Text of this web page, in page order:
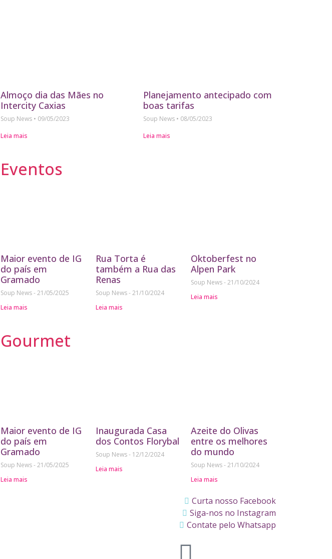
Almoço dia das Mães no
Intercity Caxias
Soup News
09/05/2023
Leia mais
Planejamento antecipado com
boas tarifas
Soup News
08/05/2023
Leia mais
Eventos
Maior evento de IG
do país em
Gramado
Soup News 21/05/2025
Leia mais
Rua Torta é
também a Rua das
Renas
Soup News 21/10/2024
Leia mais
Oktoberfest no
Alpen Park
Soup News 21/10/2024
Leia mais
Gourmet
Maior evento de IG
do país em
Gramado
Soup News 21/05/2025
Leia mais
Inaugurada Casa
dos Contos Florybal
Soup News
12/12/2024
Leia mais
Azeite do Olivas
entre os melhores
do mundo
Soup News 21/10/2024
Leia mais
Curta nosso Facebook
Siga-nos no Instagram
Contate pelo Whatsapp